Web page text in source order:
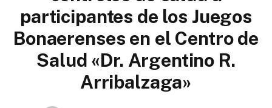
participantes de los Juegos
Bonaerenses en el Centro de
Salud «Dr. Argentino R.
Arribalzaga»